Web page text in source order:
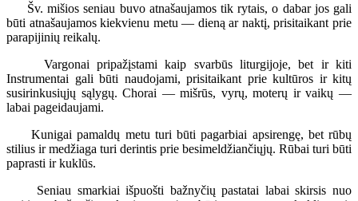
Šv. mišios seniau buvo atnašaujamos tik rytais, o dabar jos gali
būti atnašaujamos kiekvienu metu — dieną ar naktį, prisitaikant prie
parapijinių reikalų.
Vargonai pripažįstami kaip svarbūs liturgijoje, bet ir kiti
Instrumentai gali būti naudojami, prisitaikant prie kultūros ir kitų
susirinkusiųjų sąlygų. Chorai — mišrūs, vyrų, moterų ir vaikų —
labai pageidaujami.
Kunigai pamaldų metu turi būti pagarbiai apsirengę, bet rūbų
stilius ir medžiaga turi derintis prie besimeldžiančiųjų. Rūbai turi būti
paprasti ir kuklūs.
Seniau smarkiai išpuošti bažnyčių pastatai labai skirsis nuo